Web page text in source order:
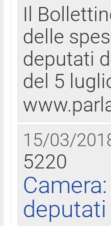
Il
delle
deputati
del 5
15/03/
5220